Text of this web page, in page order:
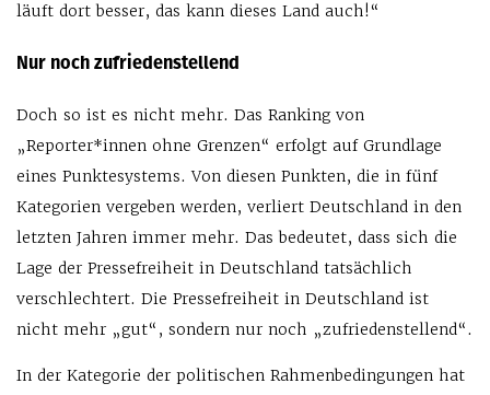
läuft dort besser, das kann dieses Land auch!“
Nur noch zufriedenstellend
Doch so ist es nicht mehr. Das Ranking von
„Reporter*innen ohne Grenzen“ erfolgt auf Grundlage
eines Punktesystems. Von diesen Punkten, die in fünf
Kategorien vergeben werden, verliert Deutschland in den
letzten Jahren immer mehr. Das bedeutet, dass sich die
Lage der Pressefreiheit in Deutschland tatsächlich
verschlechtert. Die Pressefreiheit in Deutschland ist
nicht mehr „gut“, sondern nur noch „zufriedenstellend“.
In der Kategorie der politischen Rahmenbedingungen hat